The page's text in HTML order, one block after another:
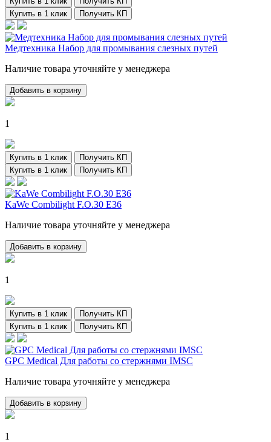
Купить в 1 клик
Получить КП
Медтехника Набор для промывания слезных путей
Наличие товара уточняйте у менеджера
Добавить в корзину
1
Купить в 1 клик
Получить КП
Купить в 1 клик
Получить КП
KaWe Combilight F.O.30 E36
Наличие товара уточняйте у менеджера
Добавить в корзину
1
Купить в 1 клик
Получить КП
Купить в 1 клик
Получить КП
GPC Medical Для работы со стержнями IMSC
Наличие товара уточняйте у менеджера
Добавить в корзину
1